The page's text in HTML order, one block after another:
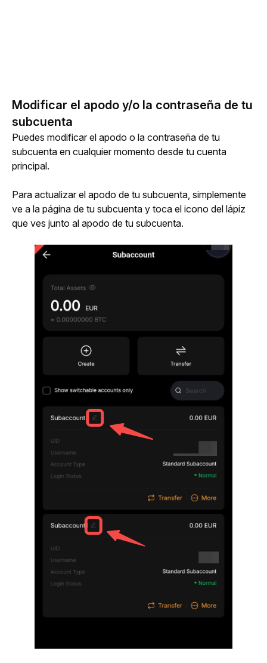
Modificar el apodo y/o la contraseña de tu
subcuenta
Puedes modificar el apodo o la contraseña de tu
subcuenta en cualquier momento desde tu cuenta
principal.
Para actualizar el apodo de tu subcuenta, simplemente
ve a la página de tu subcuenta y toca el icono del lápiz
que ves junto al apodo de tu subcuenta.